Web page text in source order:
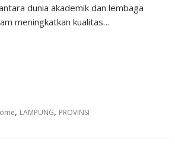
dunia akademik dan lembaga
meningkatkan kualitas…
, LAMPUNG, PROVINSI